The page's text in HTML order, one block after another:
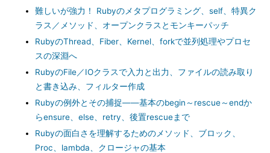
難しいが強力！ Rubyのメタプログラミング、self、特異ク
ラス／メソッド、オープンクラスとモンキーパッチ
RubyのThread、Fiber、Kernel、forkで並列処理やプロセ
スの深淵へ
RubyのFile／IOクラスで入力と出力、ファイルの読み取り
と書き込み、フィルター作成
Rubyの例外とその捕捉――基本のbegin～rescue～endか
らensure、else、retry、後置rescueまで
Rubyの面白さを理解するためのメソッド、ブロック、
Proc、lambda、クロージャの基本